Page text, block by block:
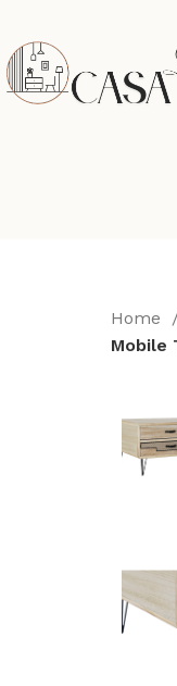
Home
Mobile